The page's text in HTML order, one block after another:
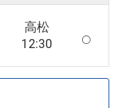
高松
12:30